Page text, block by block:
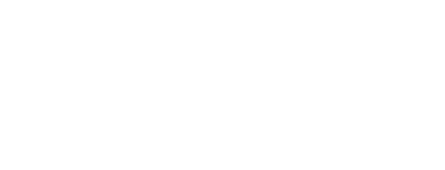
B. Braun avec notre portefeuille complet.
Pour plus d’informations, veuillez visiter notre page de soins à domicile.
sur notre marché du travail mondial des profils d’emploi intéressants.